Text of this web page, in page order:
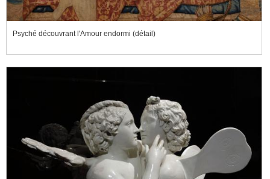
Psyché découvrant l'Amour endormi (détail)